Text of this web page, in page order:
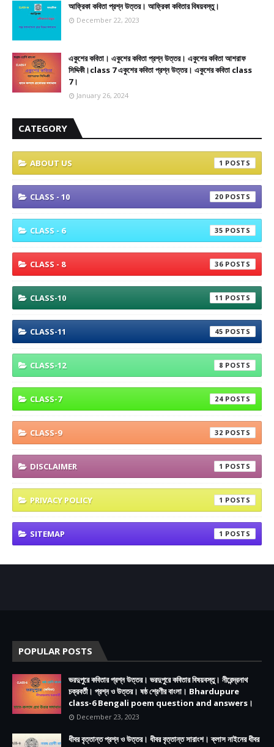
আফ্রিকা কবিতা প্রশ্ন উত্তর। আফ্রিকা কবিতার বিষয়বস্তু।
December 22, 2023
একুশের কবিতা। একুশের কবিতা প্রশ্ন উত্তর। একুশের কবিতা আশরাফ
সিদ্দিকী।class 7 একুশের কবিতা প্রশ্ন উত্তর। একুশের কবিতা class
7।
January 26, 2024
CATEGORY
ABOUT US 1
CLASS - 10 20
CLASS - 6 35
CLASS - 8 36
CLASS-10 11
CLASS-11 45
CLASS-12 8
CLASS-7 24
CLASS-9 32
DISCLAIMER 1
PRIVACY POLICY 1
SITEMAP 1
POPULAR POSTS
ভরদুপুরে কবিতার প্রশ্ন উত্তর। ভরদুপুরে কবিতার বিষয়বস্তু। নীরেন্দ্রনাথ
চক্রবর্তী। প্রশ্ন ও উত্তর। ষষ্ঠ শ্রেণীর বাংলা। Bhardupure
class-6 Bengali poem question and answers।
December 23, 2023
ধীবর বৃত্তান্ত প্রশ্ন ও উত্তর। ধীবর বৃত্তান্ত সারাংশ। ক্লাস নাইনের ধীবর